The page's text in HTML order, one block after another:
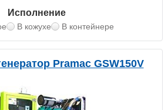
Исполнение
В кожухе В контейнере
Pramac GSW150V